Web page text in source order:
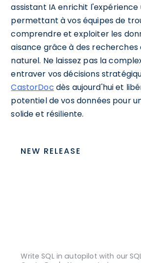
assistant IA enrichit l'expérience
permettant à vos équipes de
comprendre et exploiter les
aisance grâce à des recherches
naturel. Ne laissez pas la
entraver vos décisions
CastorDoc dès aujourd'hui et
potentiel de vos données pour
solide et résiliente.
NEW RELEASE
Write SQL in autopilot with our